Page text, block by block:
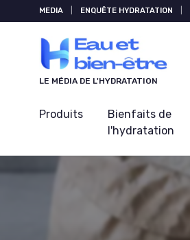
MEDIA ENQUÊTE HYDRATATION
LE MÉDIA DE L'HYDRATATION
Produits
Bienfaits de
l'hydratation
Panneau de gestion des cookies